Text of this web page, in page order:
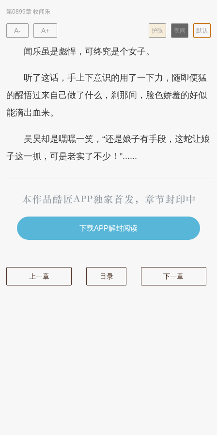
第0899章 收闻乐
A- A+ 默认
夜间
护眼
闻乐虽是彪悍，可终究是个女子。
听了这话，手上下意识的用了一下力，随即便猛
的醒悟过来自己做了什么，刹那间，脸色娇羞的好似
能滴出血来。
吴昊却是嘿嘿一笑，“还是娘子有手段，这蛇让娘
子这一抓，可是老实了不少！”......
下载APP解封阅读
上一章 目录 下一章